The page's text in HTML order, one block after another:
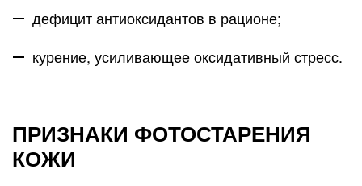
дефицит антиоксидантов в рационе;
курение, усиливающее оксидативный стресс.
ПРИЗНАКИ ФОТОСТАРЕНИЯ
КОЖИ